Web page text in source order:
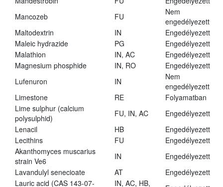
Mancozeb
FU
Nem
engedélyezett
Maltodextrin
IN
Engedélyezett
Maleic hydrazide
PG
Engedélyezett
Malathion
IN, AC
Engedélyezett
Magnesium phosphide
IN, RO
Engedélyezett
Lufenuron
IN
Nem
engedélyezett
Limestone
RE
Folyamatban
Lime sulphur (calcium
polysulphid)
FU, IN, AC
Engedélyezett
Lenacil
HB
Engedélyezett
Lecithins
FU
Engedélyezett
Akanthomyces muscarius
strain Ve6
IN
Engedélyezett
Lavandulyl senecioate
AT
Engedélyezett
Lauric acid (CAS 143-07-
IN, AC, HB,